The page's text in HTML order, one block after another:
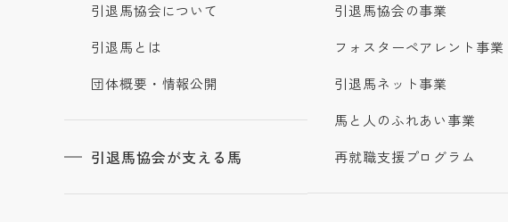
引退馬協会について
引退馬とは
団体概要・情報公開
引退馬協会が支える馬
引退馬協会の事業
フォスターペアレント事業
引退馬ネット事業
馬と人のふれあい事業
再就職支援プログラム